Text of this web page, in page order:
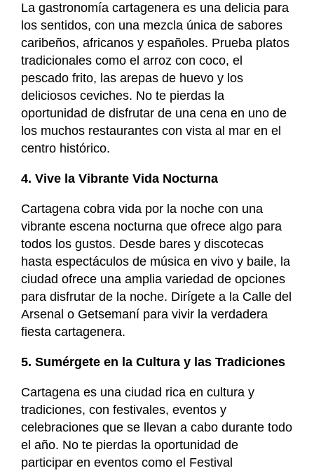
La gastronomía cartagenera es una delicia para
los sentidos, con una mezcla única de sabores
caribeños, africanos y españoles. Prueba platos
tradicionales como el arroz con coco, el
pescado frito, las arepas de huevo y los
deliciosos ceviches. No te pierdas la
oportunidad de disfrutar de una cena en uno de
los muchos restaurantes con vista al mar en el
centro histórico.
4. Vive la Vibrante Vida Nocturna
Cartagena cobra vida por la noche con una
vibrante escena nocturna que ofrece algo para
todos los gustos. Desde bares y discotecas
hasta espectáculos de música en vivo y baile, la
ciudad ofrece una amplia variedad de opciones
para disfrutar de la noche. Dirígete a la Calle del
Arsenal o Getsemaní para vivir la verdadera
fiesta cartagenera.
5. Sumérgete en la Cultura y las Tradiciones
Cartagena es una ciudad rica en cultura y
tradiciones, con festivales, eventos y
celebraciones que se llevan a cabo durante todo
el año. No te pierdas la oportunidad de
participar en eventos como el Festival